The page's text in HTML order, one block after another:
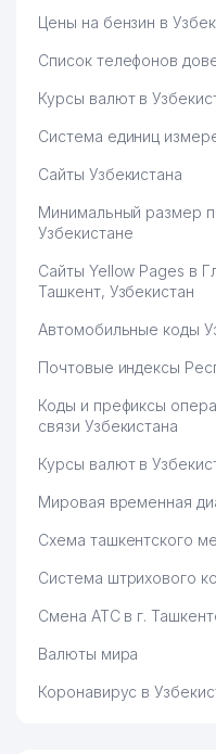
Цены на бензин в
Список телефонов
Курсы валют в
Система единиц
Сайты Узбекистана
Минимальный размер
Узбекистане
Сайты Yellow Pages в
Ташкент, Узбекистан
Автомобильные коды
Почтовые индексы
Коды и префиксы
связи Узбекистана
Курсы валют в
Мировая временная
Схема ташкентского
Система штрихового
Смена АТС в г.
Валюты мира
Коронавирус в